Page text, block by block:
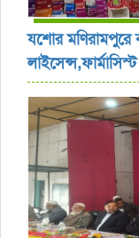
যশোর ‎মণিরামপুরে